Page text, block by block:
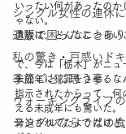
シングル女性の連休
通販で困ったことあ
私の驚き・戸惑いド
季節ごとに思う事
ウォーキングライフ
シングルならではの
いったい何があったのか
ゃない。
遺族は、どんなにつらい
で、今は「栃木」がニュ
未成年に犯罪をさせるな
指示されたからって、何
える未成年にも驚いた。
脅迫されてたようだけど